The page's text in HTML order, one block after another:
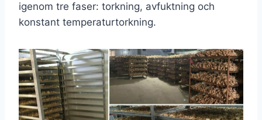
igenom tre faser: torkning, avfuktning och
konstant temperaturtorkning.